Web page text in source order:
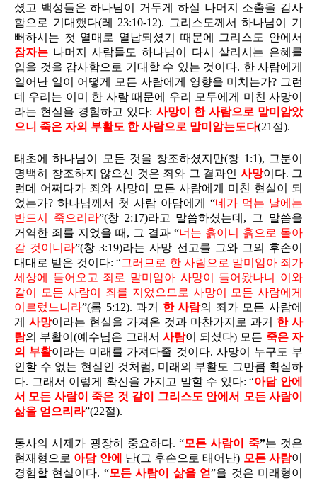
셨고 백성들은 하나님이 거두게 하실 나머지 소출을 감사
함으로 기대했다(레 23:10-12). 그리스도께서 하나님이 기
뻐하시는 첫 열매로 열납되셨기 때문에 그리스도 안에서
잠자는 나머지 사람들도 하나님이 다시 살리시는 은혜를
입을 것을 감사함으로 기대할 수 있는 것이다. 한 사람에게
일어난 일이 어떻게 모든 사람에게 영향을 미치는가? 그런
데 우리는 이미 한 사람 때문에 우리 모두에게 미친 사망이
라는 현실을 경험하고 있다: 사망이 한 사람으로 말미암았
으니 죽은 자의 부활도 한 사람으로 말미암는도다(21절).
태초에 하나님이 모든 것을 창조하셨지만(창 1:1), 그분이
명백히 창조하지 않으신 것은 죄와 그 결과인 사망이다. 그
런데 어쩌다가 죄와 사망이 모든 사람에게 미친 현실이 되
었는가? 하나님께서 첫 사람 아담에게 “네가 먹는 날에는
반드시 죽으리라”(창 2:17)라고 말씀하셨는데, 그 말씀을
거역한 죄를 지었을 때, 그 결과 “너는 흙이니 흙으로 돌아
갈 것이니라”(창 3:19)라는 사망 선고를 그와 그의 후손이
대대로 받은 것이다: “그러므로 한 사람으로 말미암아 죄가
세상에 들어오고 죄로 말미암아 사망이 들어왔나니 이와
같이 모든 사람이 죄를 지었으므로 사망이 모든 사람에게
이르렀느니라”(롬 5:12). 과거 한 사람의 죄가 모든 사람에
게 사망이라는 현실을 가져온 것과 마찬가지로 과거 한 사
람의 부활이(예수님은 그래서 사람이 되셨다) 모든 죽은 자
의 부활이라는 미래를 가져다줄 것이다. 사망이 누구도 부
인할 수 없는 현실인 것처럼, 미래의 부활도 그만큼 확실하
다. 그래서 이렇게 확신을 가지고 말할 수 있다: “아담 안에
서 모든 사람이 죽은 것 같이 그리스도 안에서 모든 사람이
삶을 얻으리라”(22절).
동사의 시제가 굉장히 중요하다. “모든 사람이 죽”는 것은
현재형으로 아담 안에 난(그 후손으로 태어난) 모든 사람이
경험할 현실이다. “모든 사람이 삶을 얻”을 것은 미래형이